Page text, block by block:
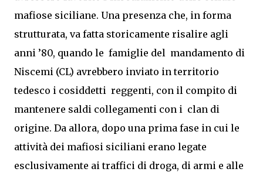
mafiose siciliane. Una presenza che, in forma
strutturata, va fatta storicamente risalire agli
anni ’80, quando le famiglie del mandamento di
Niscemi (CL) avrebbero inviato in territorio
tedesco i cosiddetti reggenti, con il compito di
mantenere saldi collegamenti con i clan di
origine. Da allora, dopo una prima fase in cui le
attività dei mafiosi siciliani erano legate
esclusivamente ai traffici di droga, di armi e alle